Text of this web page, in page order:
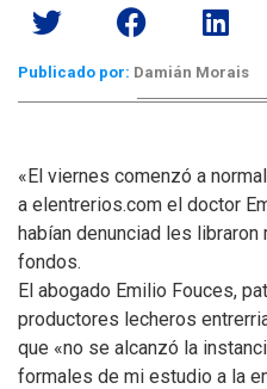
Publicado por: Damián Morais
«El viernes comenzó a
a elentrerios.com el doctor
habían denunciad les
fondos.
El abogado Emilio Fouces,
productores lecheros
que «no se alcanzó la
formales de mi estudio a la